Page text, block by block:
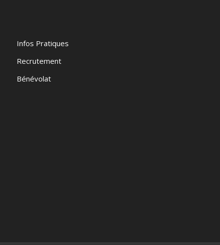
Infos Pratiques
Recrutement
Bénévolat